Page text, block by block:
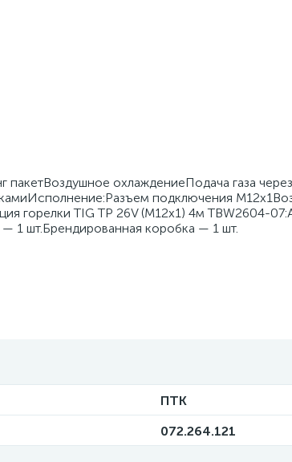
охлаждениеПодача газа через
подключения
горелки TIG TP 26V (М12х1) 4м TBW2604-
1 шт.Брендированная коробка — 1 шт.
ПТК
072.264.121